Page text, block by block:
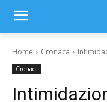
Home Cronaca
Cronaca